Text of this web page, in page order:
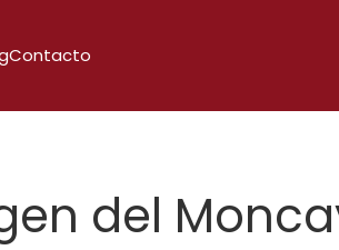
Contacto
del